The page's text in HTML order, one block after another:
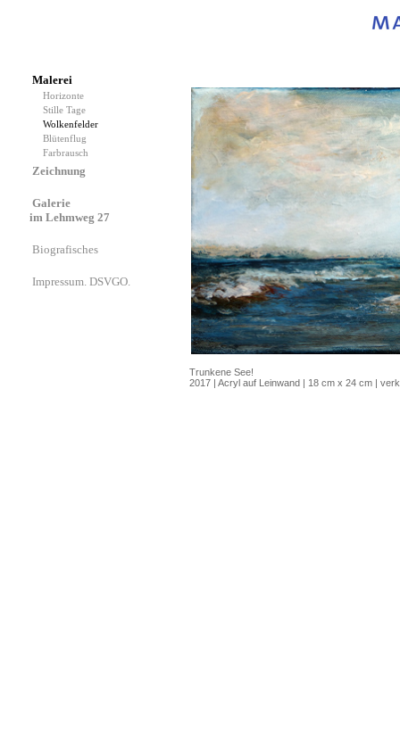
Malerei
Horizonte
Stille Tage
Wolkenfelder
Blütenflug
Farbrausch
Zeichnung
Galerie
im Lehmweg 27
Biografisches
Impressum. DSVGO.
Trunkene See!
2017 | Acryl auf Leinwand | 18 cm x 24 cm |